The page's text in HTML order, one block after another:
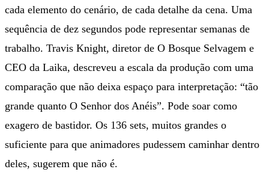
cada elemento do cenário, de cada detalhe da cena. Uma
sequência de dez segundos pode representar semanas de
trabalho. Travis Knight, diretor de O Bosque Selvagem e
CEO da Laika, descreveu a escala da produção com uma
comparação que não deixa espaço para interpretação: “tão
grande quanto O Senhor dos Anéis”. Pode soar como
exagero de bastidor. Os 136 sets, muitos grandes o
suficiente para que animadores pudessem caminhar dentro
deles, sugerem que não é.